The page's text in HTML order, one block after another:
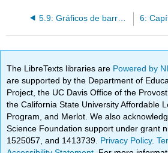
5.9: Gráficos de barras y columnas
The LibreTexts libraries are Powered by
are supported by the Department of
Project, the UC Davis Office of the
the California State University Affordable
Program, and Merlot. We also
Science Foundation support under grant
1525057, and 1413739. Privacy Policy.